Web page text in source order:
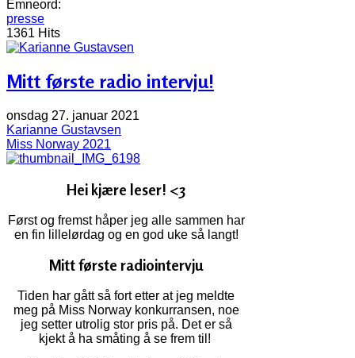
Emneord:
presse
1361 Hits
Mitt første radio intervju!
onsdag 27. januar 2021
Karianne Gustavsen
Miss Norway 2021
Hei kjære leser! <3
Først og fremst håper jeg alle sammen har
en fin lillelørdag og en god uke så langt!
Mitt første radiointervju
Tiden har gått så fort etter at jeg meldte
meg på Miss Norway konkurransen, noe
jeg setter utrolig stor pris på. Det er så
kjekt å ha småting å se frem til!